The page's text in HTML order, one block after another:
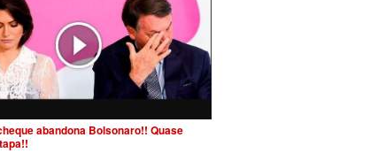
abandona Bolsonaro!! Quase